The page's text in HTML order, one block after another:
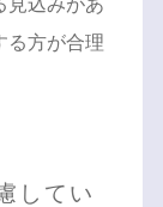
る方が合理
してい